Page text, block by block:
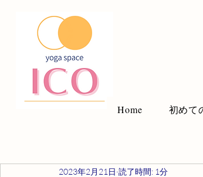
Home 初めて
2023年2月21日 読了時間: 1分